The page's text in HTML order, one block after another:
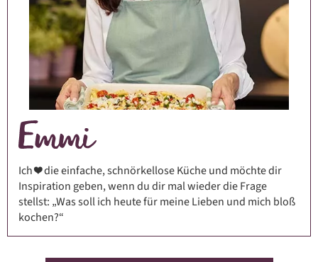
Ich ❤️ die einfache, schnörkellose Küche und möchte dir
Inspiration geben, wenn du dir mal wieder die Frage
stellst: „Was soll ich heute für meine Lieben und mich bloß
kochen?“